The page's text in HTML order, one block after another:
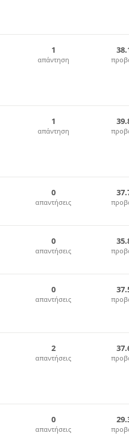
1
απάντηση
1
απάντηση
0
απαντήσεις
0
απαντήσεις
0
απαντήσεις
2
απαντήσεις
0
απαντήσεις